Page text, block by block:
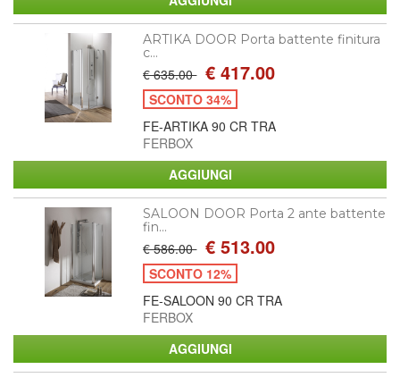
ARTIKA DOOR Porta battente finitura
c...
€ 635.00 € 417.00
SCONTO 34%
FE-ARTIKA 90 CR TRA
FERBOX
SALOON DOOR Porta 2 ante battente
fin...
€ 586.00 € 513.00
SCONTO 12%
FE-SALOON 90 CR TRA
FERBOX